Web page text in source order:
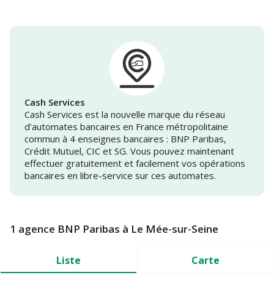
Cash Services
Cash Services est la nouvelle marque du réseau
d’automates bancaires en France métropolitaine
commun à 4 enseignes bancaires : BNP Paribas,
Crédit Mutuel, CIC et SG. Vous pouvez maintenant
effectuer gratuitement et facilement vos opérations
bancaires en libre-service sur ces automates.
1 agence BNP Paribas à Le Mée-sur-Seine
Liste Carte